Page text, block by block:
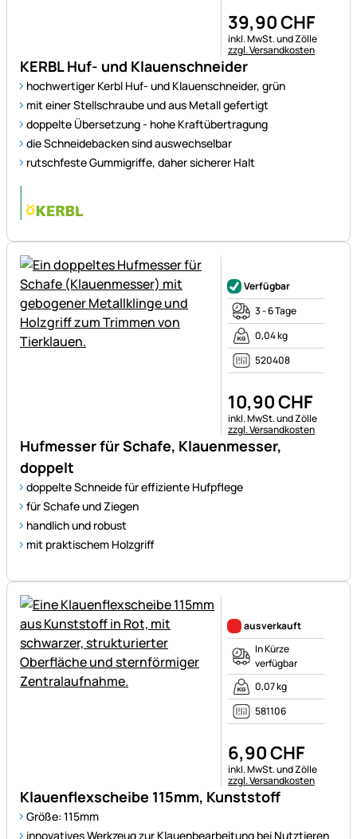
KERBL Huf- und Klauenschneider
hochwertiger Kerbl Huf- und Klauenschneider, grün
mit einer Stellschraube und aus Metall gefertigt
doppelte Übersetzung - hohe Kraftübertragung
die Schneidebacken sind auswechselbar
rutschfeste Gummigriffe, daher sicherer Halt
39,90CHF
Steuerhinweis:
inkl. MwSt. und Zölle
zzgl. Versandkosten
Hufmesser für Schafe, Klauenmesser,
doppelt
doppelte Schneide für effiziente Hufpflege
für Schafe und Ziegen
handlich und robust
mit praktischem Holzgriff
Verfügbar
3 - 6 Tage
0,04 kg
520408
10,90CHF
Steuerhinweis:
inkl. MwSt. und Zölle
zzgl. Versandkosten
Klauenflexscheibe 115mm, Kunststoff
Größe: 115mm
innovatives Werkzeug zur Klauenbearbeitung bei Nutztieren
ausverkauft
In Kürze
verfügbar
0,07 kg
581106
6,90CHF
Steuerhinweis:
inkl. MwSt. und Zölle
zzgl. Versandkosten